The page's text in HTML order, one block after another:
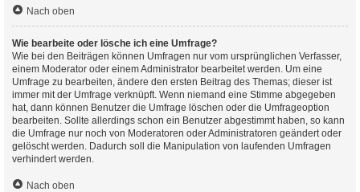
Nach oben
Wie bearbeite oder lösche ich eine Umfrage?
Wie bei den Beiträgen können Umfragen nur vom ursprünglichen Verfasser,
einem Moderator oder einem Administrator bearbeitet werden. Um eine
Umfrage zu bearbeiten, ändere den ersten Beitrag des Themas; dieser ist
immer mit der Umfrage verknüpft. Wenn niemand eine Stimme abgegeben
hat, dann können Benutzer die Umfrage löschen oder die Umfrageoption
bearbeiten. Sollte allerdings schon ein Benutzer abgestimmt haben, so kann
die Umfrage nur noch von Moderatoren oder Administratoren geändert oder
gelöscht werden. Dadurch soll die Manipulation von laufenden Umfragen
verhindert werden.
Nach oben